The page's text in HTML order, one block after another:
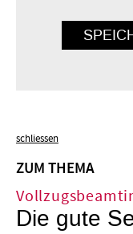
schliessen
ZUM THEMA
Die gute